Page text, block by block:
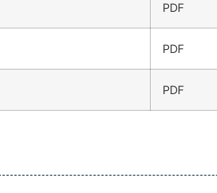
PDF
PDF
PDF